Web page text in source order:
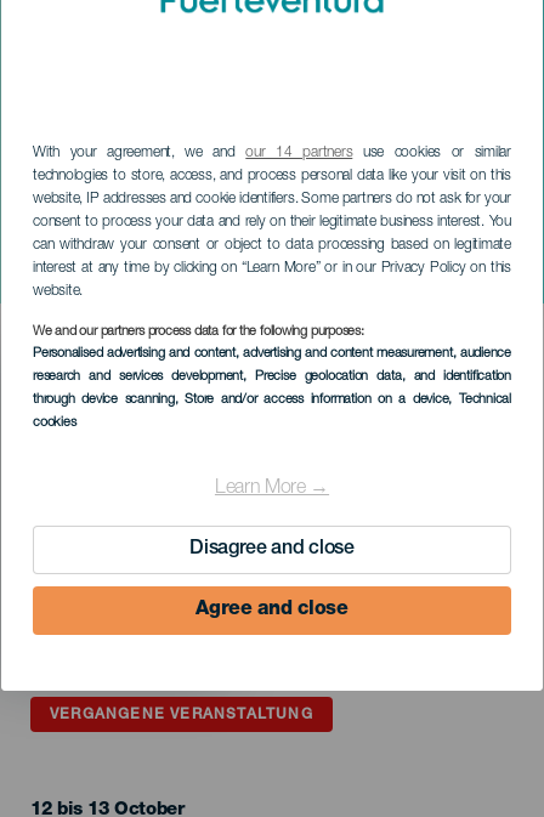
With your agreement, we andour 14 partnersuse cookies or similar
technologies to store, access, and process personal data like your visit on this
website, IP addresses and cookie identifiers. Some partners do not ask for your
consent to process your data and rely on their legitimate business interest. You
can withdraw your consent or object to data processing based on legitimate
interest at any time by clicking on “Learn More” or in our Privacy Policy on this
website.
We and our partners process data for the following purposes:
Personalised advertising and content, advertising and content measurement, audience
research and services development, Precise geolocation data, and identification
through device scanning, Store and/or access information on a device, Technical
cookies
Learn More →
Disagree and close
Agree and close
Gran circo acrobático de
China. Fuerteventura
FUERTEVENTURA
Imagen
Listado
VERGANGENE VERANSTALTUNG
12 bis 13 October